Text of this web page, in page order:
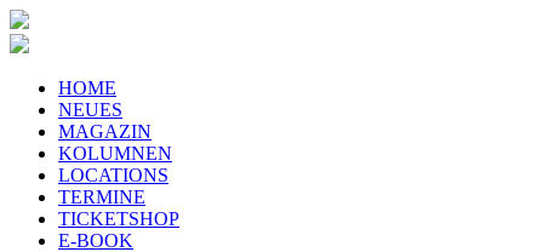
HOME
NEUES
MAGAZIN
KOLUMNEN
LOCATIONS
TERMINE
TICKETSHOP
E-BOOK